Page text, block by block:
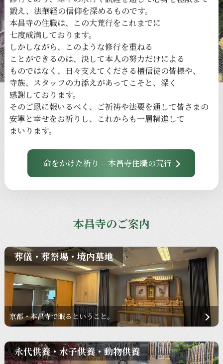
鍛え、 法華経の信仰を深める ものです。
本昌寺の住職は、 この大荒行をこれまでに
七度成満しております。
しかしながら、
このような修行を重ねる
ことができるのは、 決して本人の努力だけによる
ものではなく、
日々支えてくださる檀信徒の皆様や、
寺族、 スタッフの力添えがあってこそと、 深く
感謝しております。
そのご恩に報いるべく、 ご祈祷や法要を通して皆さまの
安寧と幸せをお祈りし、 これからも一層精進して
まいります。
命をかけた祈り— 本昌寺住職の荒行
本昌寺のご案内
葬儀・葬祭場・境内墓地
京都・本昌寺で眠るということ。
永代供養・水子供養・動物供養